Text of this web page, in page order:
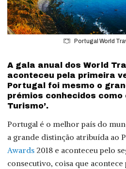
Portugal World
A gala anual dos World
aconteceu pela primeira
Portugal foi mesmo o
prémios conhecidos como
Turismo’.
Portugal é o melhor país do
a grande distinção atribuída ao
Awards 2018 e aconteceu pelo
consecutivo, coisa que